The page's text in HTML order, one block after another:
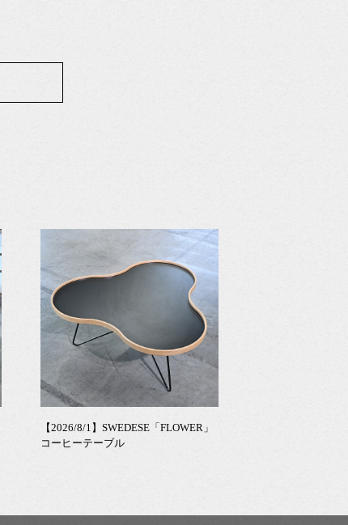
【2026/8/1】SWEDESE「FLOWER」
コーヒーテーブル